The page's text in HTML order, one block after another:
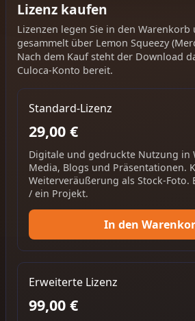
Lizenz kaufen
Lizenzen legen Sie in den Warenkorb
gesammelt über Lemon Squeezy
Nach dem Kauf steht der Download
Culoca-Konto bereit.
Standard-Lizenz
29,00 €
Digitale und gedruckte Nutzung in
Media, Blogs und Präsentationen.
Weiterveräußerung als Stock-Foto.
/ ein Projekt.
In den
Erweiterte Lizenz
99,00 €